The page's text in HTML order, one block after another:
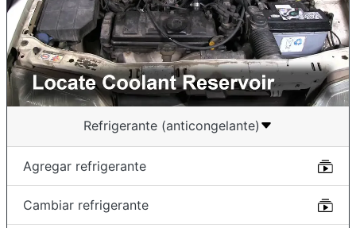
Refrigerante (anticongelante)
Agregar refrigerante
Cambiar refrigerante